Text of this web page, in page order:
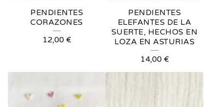
PENDIENTES
CORAZONES
12,00 €
PENDIENTES
ELEFANTES DE LA
SUERTE, HECHOS EN
LOZA EN ASTURIAS
14,00 €